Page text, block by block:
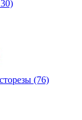
(76)